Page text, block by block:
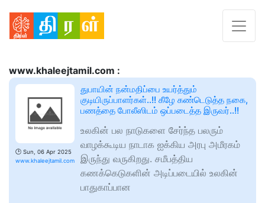
www.khaleejtamil.com :
🕑 Sun, 06 Apr 2025
www.khaleejtamil.com
துபாயின் நன்மதிப்பை உயர்த்தும்
குடியிருப்பாளர்கள்..!! கீழே கண்டெடுத்த நகை,
பணத்தை போலீஸிடம் ஒப்படைத்த இருவர்..!!
உலகின் பல நாடுகளை சேர்ந்த பலரும்
வாழக்கூடிய நாடாக ஐக்கிய அரபு அமீரகம்
இருந்து வருகிறது. சமீபத்திய
கணக்கெடுகளின் அடிப்படையில் உலகின்
பாதுகாப்பான